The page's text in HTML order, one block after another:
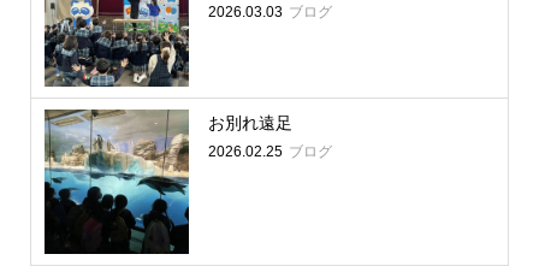
2026.03.03 ブログ
お別れ遠足
2026.02.25 ブログ